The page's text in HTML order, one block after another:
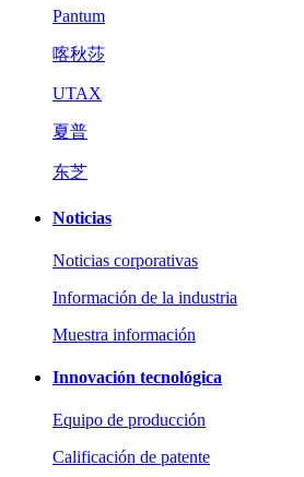
Pantum
喀秋莎
UTAX
夏普
东芝
Noticias
Noticias corporativas
Información de la industria
Muestra información
Innovación tecnológica
Equipo de producción
Calificación de patente